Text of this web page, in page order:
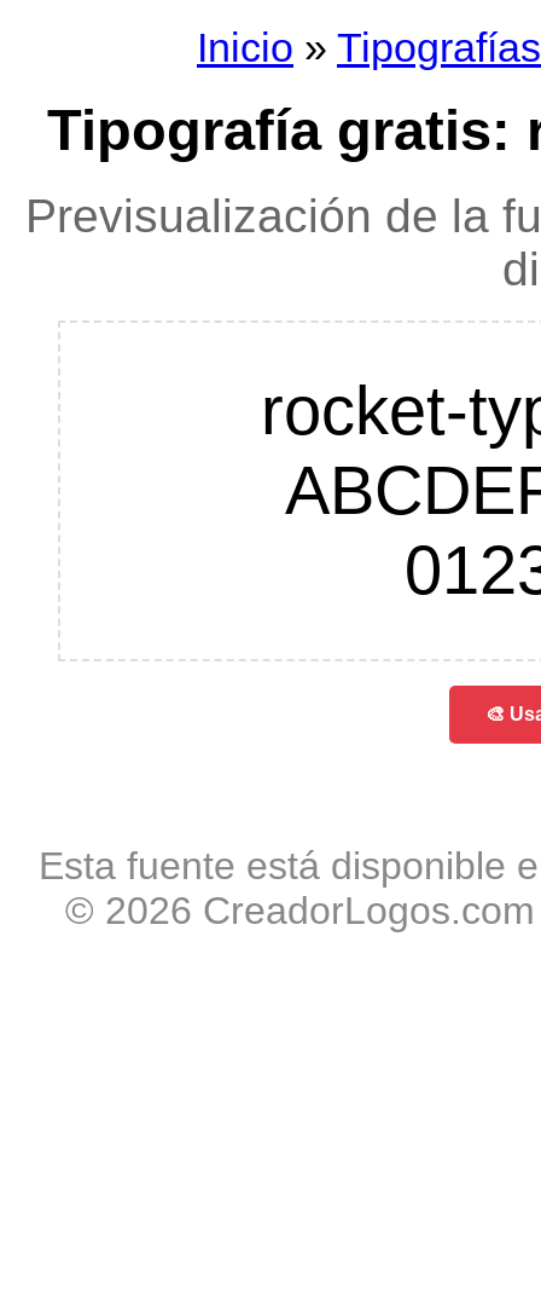
Inicio » Tipografías
Tipografía gratis:
Previsualización de la
rocket-
🎨
Esta fuente está disponible
© 2026